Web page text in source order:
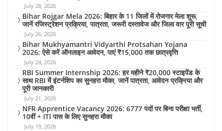
July 28, 2026
Bihar Rojgar Mela 2026: बिहार के 11 जिलों में रोजगार मेला शुरू,
जानें रजिस्ट्रेशन प्रक्रिया, पात्रता, जरूरी दस्तावेज और जिला वार पूरी सूची
July 26, 2026
Bihar Mukhyamantri Vidyarthi Protsahan Yojana
2026: ऐसे करें ऑनलाइन आवेदन, पाएं ₹15,000 तक छात्रवृत्ति
July 24, 2026
RBI Summer Internship 2026: हर महीने ₹20,000 स्टाइपेंड के
साथ RBI में इंटर्नशिप का सुनहरा मौका, जानें पात्रता, आवेदन प्रक्रिया और
पूरी जानकारी
July 21, 2026
NFR Apprentice Vacancy 2026: 6777 पदों पर बिना परीक्षा भर्ती,
10वीं + ITI पास के लिए सुनहरा मौका
July 19, 2026